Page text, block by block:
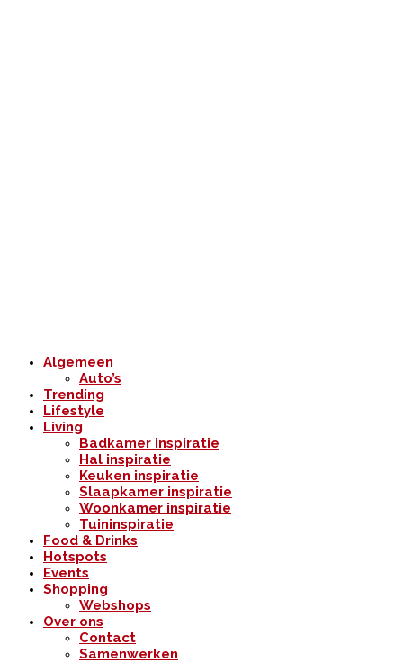
Algemeen
Auto’s
Trending
Lifestyle
Living
Badkamer inspiratie
Hal inspiratie
Keuken inspiratie
Slaapkamer inspiratie
Woonkamer inspiratie
Tuininspiratie
Food & Drinks
Hotspots
Events
Shopping
Webshops
Over ons
Contact
Samenwerken